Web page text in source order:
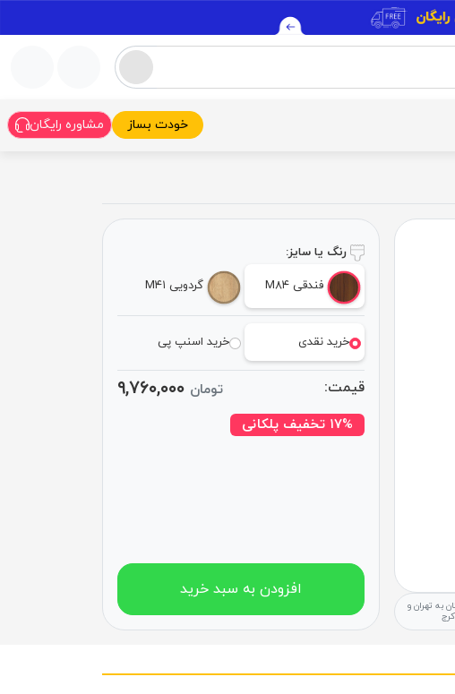
خودت بساز مشاوره رایگان
به تهران و
کرج
رنگ یا سایز:
فندقی M۸۴ گردویی M۴۱
خرید نقدی خرید اسنپ پی
قیمت: تومان ۹,۷۶۰,۰۰۰
۱۷% تخفیف پلکانی
افزودن به سبد خرید